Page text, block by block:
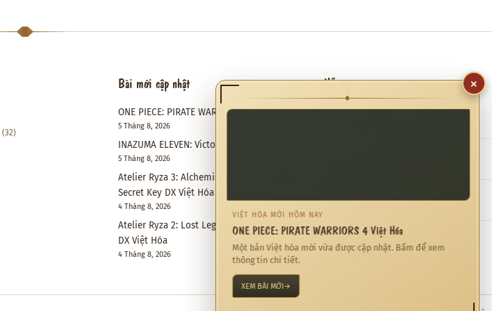
(32)
Bài mới cập nhật
ONE PIECE: PIRATE WARRIORS 4 Việt Hóa
5 Tháng 8, 2026
INAZUMA ELEVEN: Victory Road Việt Hóa
5 Tháng 8, 2026
Atelier Ryza 3: Alchemist of the End & the
Secret Key DX Việt Hóa
4 Tháng 8, 2026
Atelier Ryza 2: Lost Legends & the Secret Fairy
DX Việt Hóa
4 Tháng 8, 2026
Hỗ trợ
◷
×
◆
VIỆT HÓA MỚI HÔM NAY
ONE PIECE: PIRATE WARRIORS 4 Việt Hóa
Một bản Việt hóa mới vừa được cập nhật. Bấm để xem
thông tin chi tiết.
XEM BÀI MỚI→